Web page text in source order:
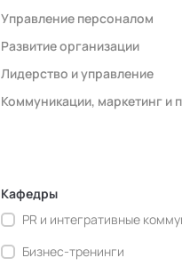
Управление персоналом
Развитие организации
Лидерство и управление
Коммуникации, маркетинг и
Кафедры
PR и интегративные
Бизнес-тренинги